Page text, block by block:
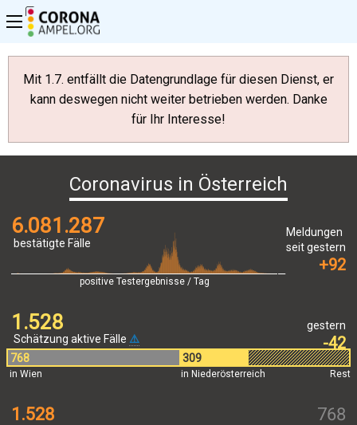
Mit 1.7. entfällt die Datengrundlage für diesen Dienst, er
kann deswegen nicht weiter betrieben werden. Danke
für Ihr Interesse!
Coronavirus in Österreich
6.081.287
bestätigte Fälle
Meldungen
seit gestern
+92
768
in Wien
309
in Niederösterreich Rest
1.528
Schätzung aktive Fälle ⚠️
gestern
-42
1.528 768